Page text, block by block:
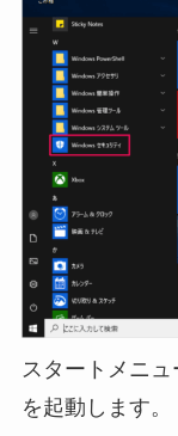
スタートメニュ
を起動します。